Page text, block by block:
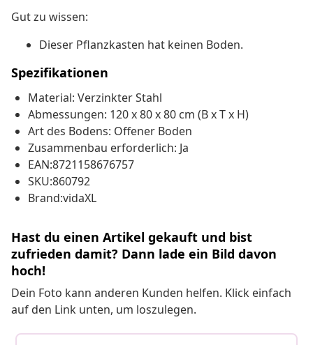
Gut zu wissen:
Dieser Pflanzkasten hat keinen Boden.
Spezifikationen
Material: Verzinkter Stahl
Abmessungen: 120 x 80 x 80 cm (B x T x H)
Art des Bodens: Offener Boden
Zusammenbau erforderlich: Ja
EAN:8721158676757
SKU:860792
Brand:vidaXL
Hast du einen Artikel gekauft und bist
zufrieden damit? Dann lade ein Bild davon
hoch!
Dein Foto kann anderen Kunden helfen. Klick einfach
auf den Link unten, um loszulegen.